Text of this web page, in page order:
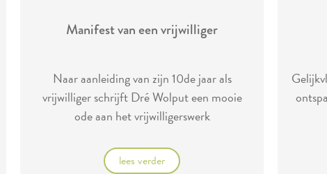
Manifest van een vrijwilliger
Naar aanleiding van zijn 10de jaar als
vrijwilliger schrijft Dré Wolput een mooie
ode aan het vrijwilligerswerk
lees verder